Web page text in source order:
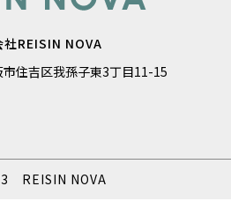
社REISIN NOVA
住吉区我孫子東3丁目11-15
REISIN NOVA